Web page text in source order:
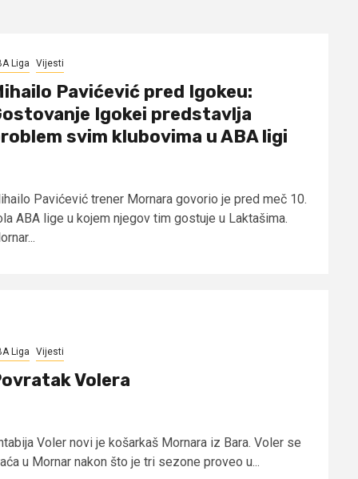
Liga Vijesti
Pavićević pred Igokeu:
Igokei predstavlja
svim klubovima u ABA ligi
Pavićević trener Mornara govorio je pred meč 10.
ABA lige u kojem njegov tim gostuje u Laktašima.
Liga Vijesti
Volera
Voler novi je košarkaš Mornara iz Bara. Voler se
u Mornar nakon što je tri sezone proveo u...